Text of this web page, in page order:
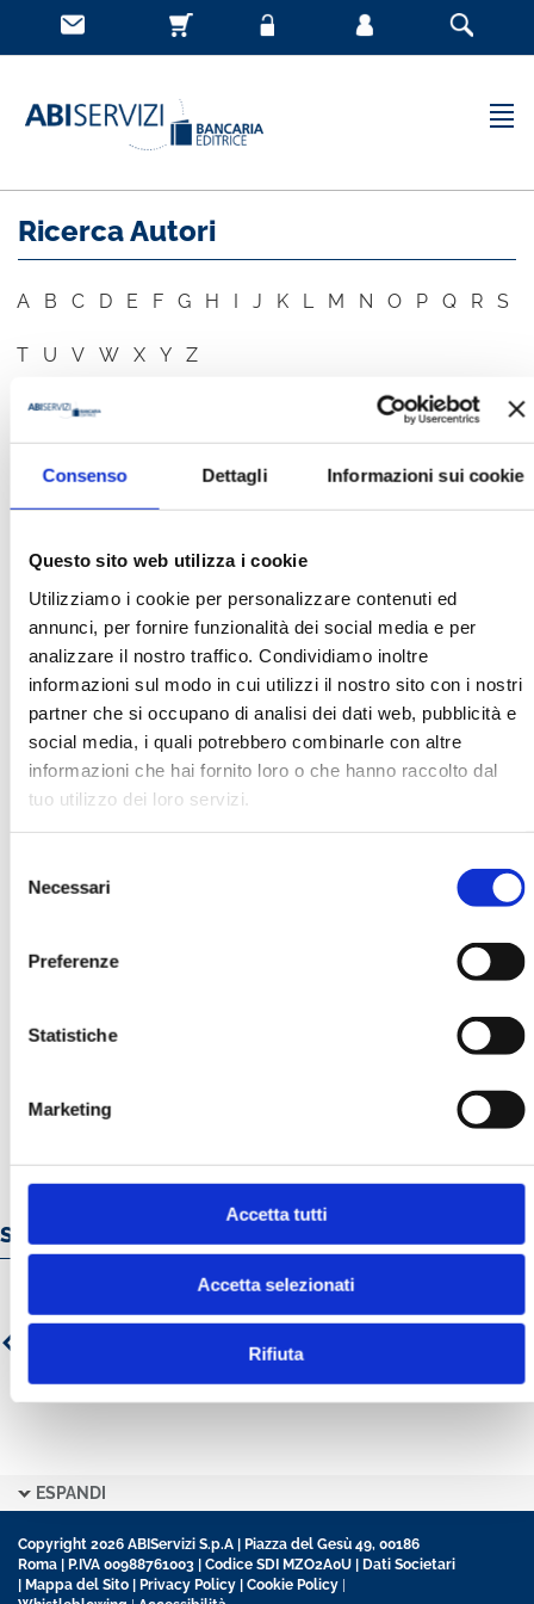
Consenso Dettagli Informazioni sui cookie
Questo sito web utilizza i cookie
Utilizziamo i cookie per personalizzare contenuti ed
annunci, per fornire funzionalità dei social media e per
analizzare il nostro traffico. Condividiamo inoltre
informazioni sul modo in cui utilizzi il nostro sito con i nostri
partner che si occupano di analisi dei dati web, pubblicità e
social media, i quali potrebbero combinarle con altre
informazioni che hai fornito loro o che hanno raccolto dal
tuo utilizzo dei loro servizi.
delNecessari
Preferenze
Statistiche
Marketing
Accetta tutti
Accetta selezionati
Rifiuta
Ricerca Autori
A B C D E F G H I J K L M N O P Q R S
T U V W X Y Z
AUTORE
Elena Tedesco
Hermes Investement Management
Ha pubblicato con noi
Servizi e prodotti online
ESPANDI
Copyright 2026 ABIServizi S.p.A | Piazza del Gesù 49, 00186
Roma | P.IVA 00988761003 | Codice SDI MZO2A0U |
Dati Societari
Mappa del Sito Privacy Policy Cookie Policy